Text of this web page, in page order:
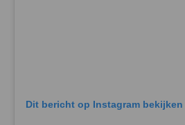
Dit bericht op Instagram bekijken